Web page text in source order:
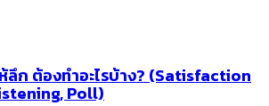
ลึก ต้องทำอะไรบ้าง? (Satisfaction
Poll)